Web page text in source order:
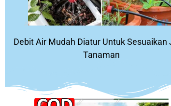
Debit Air Mudah Diatur Untuk Sesuaikan
Tanaman